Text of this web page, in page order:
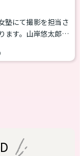
塾にて撮影を担当さ
ます。山岸悠太郎で
「写真うまいね」
枚丁寧に写真を撮ら
撮影はほとんどみな
ぜひとも私にその手
い。 乙女塾で、お待